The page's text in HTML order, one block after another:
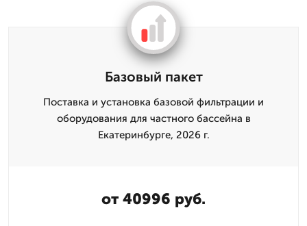
Базовый пакет
Поставка и установка базовой фильтрации и
оборудования для частного бассейна в
Екатеринбурге, 2026 г.
от 40996 руб.